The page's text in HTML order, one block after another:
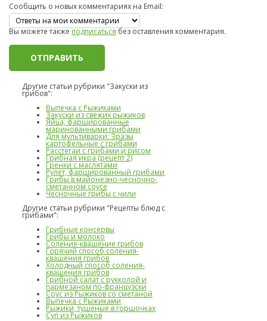
Сообщить о новых комментариях на Email:
Вы можете такжеподписатьсябез оставления комментария.
Другие статьи рубрики "Закуски из
грибов":
Выпечка с Рыжиками
Закуски из свежих рыжиков
Яйца, фаршированные
маринованными грибами
Для мультиварки: Зразы
картофельные с грибами
Расстегаи с грибами и рисом
Грибная икра (рецепт 2)
Гренки с маслятами
Рулет, фаршированный грибами
Грибы в майонезно-чесночно-
сметанном соусе
Чесночные грибы с чили
Другие статьи рубрики "Рецепты блюд с
грибами":
Грибные консервы
Грибы и молоко
Соление-квашение грибов
Горячий способ соления-
квашения грибов
Холодный способ соления-
квашения грибов
Грибной салат с рукколой и
пармезаном по-французски
Соус из Рыжиков со сметаной
Выпечка с Рыжиками
Рыжики, тушёные в горшочках
Суп из Рыжиков